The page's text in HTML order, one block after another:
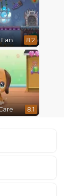
Snail Bob 7 - Fantasy Story 8.2
8.1